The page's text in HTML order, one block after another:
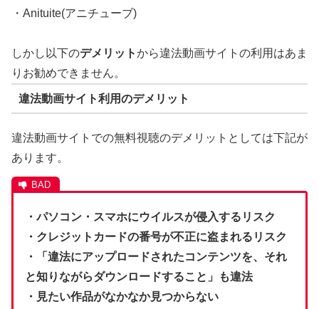
・Anituite(アニチューブ)
しかし以下のデメリットから違法動画サイトの利用はあま
りお勧めできません。
違法動画サイト利用のデメリット
違法動画サイトでの無料視聴のデメリットとしては下記が
あります。
・パソコン・スマホにウイルスが侵入するリスク
・クレジットカードの番号が不正に盗まれるリスク
・「違法にアップロードされたコンテンツを、それ
と知りながらダウンロードすること」も違法
・見たい作品がなかなか見つからない